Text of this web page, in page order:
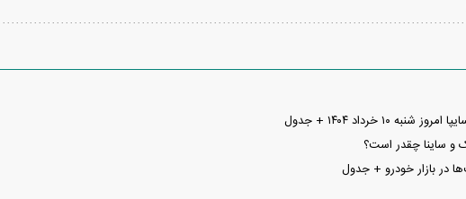
۱۰ خرداد ۱۴۰۴ + جدول
و ساینا چقدر است؟
در بازار خودرو + جدول